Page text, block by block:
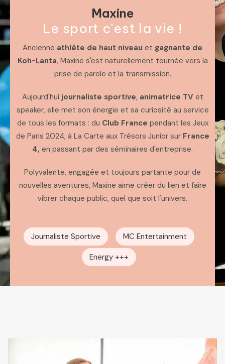
Maxine
Le sport c'est la vie !
Ancienne athlète de haut niveau et gagnante de
Koh-Lanta, Maxine s'est naturellement tournée vers la
prise de parole et la transmission.
Aujourd'hui journaliste sportive, animatrice TVet
speaker, elle met son énergie et sa curiosité au service
de tous les formats : du Club France pendant les Jeux
de Paris 2024, à La Carte aux Trésors Junior sur France
4, en passant par des séminaires d'entreprise.
Polyvalente, engagée et toujours partante pour de
nouvelles aventures, Maxine aime créer du lien et faire
vibrer chaque public, quel que soit l'univers.
Journaliste Sportive MC Entertainment
Energy +++